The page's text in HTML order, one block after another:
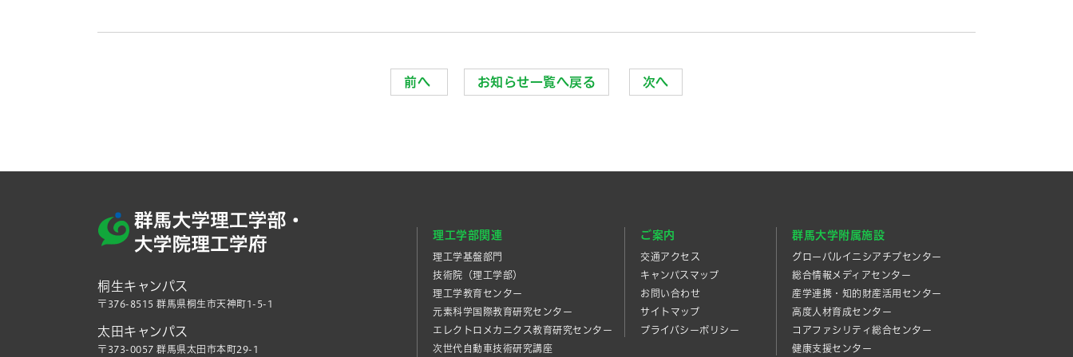
前へ お知らせ一覧へ戻る 次へ
桐生キャンパス
〒376-8515 群馬県桐生市天神町1-5-1
太田キャンパス
〒373-0057 群馬県太田市本町29-1
理工学部関連
理工学基盤部門
技術院（理工学部）
理工学教育センター
元素科学国際教育研究センター
エレクトロメカニクス教育研究センター
次世代自動車技術研究講座
ご案内
交通アクセス
キャンパスマップ
お問い合わせ
サイトマップ
プライバシーポリシー
群馬大学附属施設
グローバルイニシアチブセンター
総合情報メディアセンター
産学連携・知的財産活⽤センター
高度人材育成センター
コアファシリティ総合センター
健康支援センター